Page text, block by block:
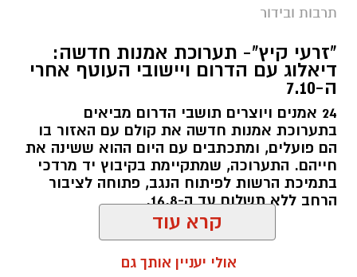
תרבות ובידור
"זרעי קיץ"- תערוכת אמנות חדשה:
דיאלוג עם הדרום ויישובי העוטף אחרי
ה-7.10
24 אמנים ויוצרים תושבי הדרום מביאים
בתערוכת אמנות חדשה את קולם עם האזור בו
הם פועלים, ומתכתבים עם היום ההוא ששינה את
חייהם. התערוכה, שמתקיימת בקיבוץ יד מרדכי
בתמיכת הרשות לפיתוח הנגב, פתוחה לציבור
הרחב ללא תשלום עד ה-16.8.
קרא עוד
אולי יעניין אותך גם